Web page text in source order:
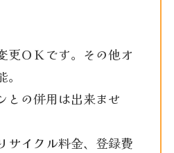
更ＯＫです。その他オ
との併用は出来ませ
サイクル料金、登録費